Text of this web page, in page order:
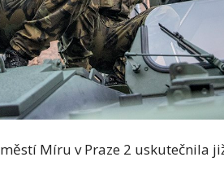
Míru v Praze 2 uskutečnila